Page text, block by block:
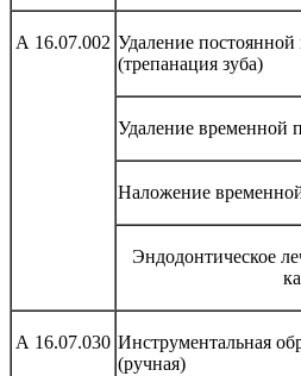
А 16.07.002 Удаление
(трепанация зуба)
Удаление временной
Наложение
Эндодонтическое
А 16.07.030 Инструментальная
(ручная)